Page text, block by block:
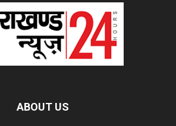
ABOUT US